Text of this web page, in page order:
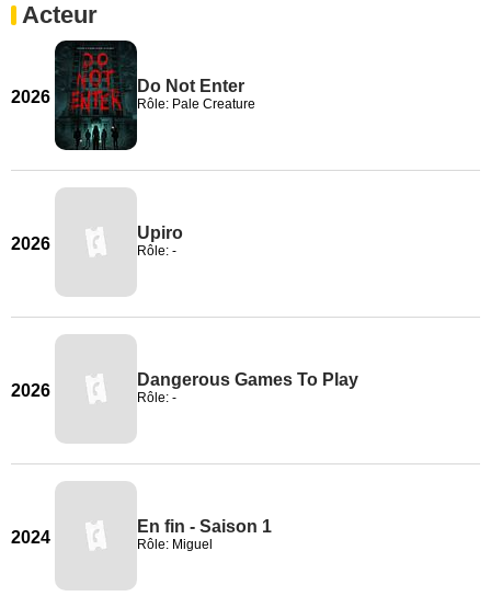
Acteur
2026
Do Not Enter
Rôle: Pale Creature
2026
Upiro
Rôle: -
2026
Dangerous Games To Play
Rôle: -
2024
En fin - Saison 1
Rôle: Miguel